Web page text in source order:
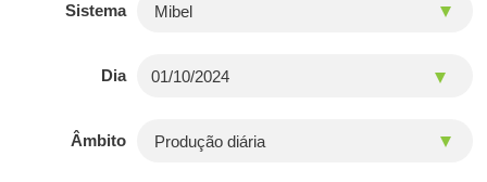
Sistema
Dia
Âmbito